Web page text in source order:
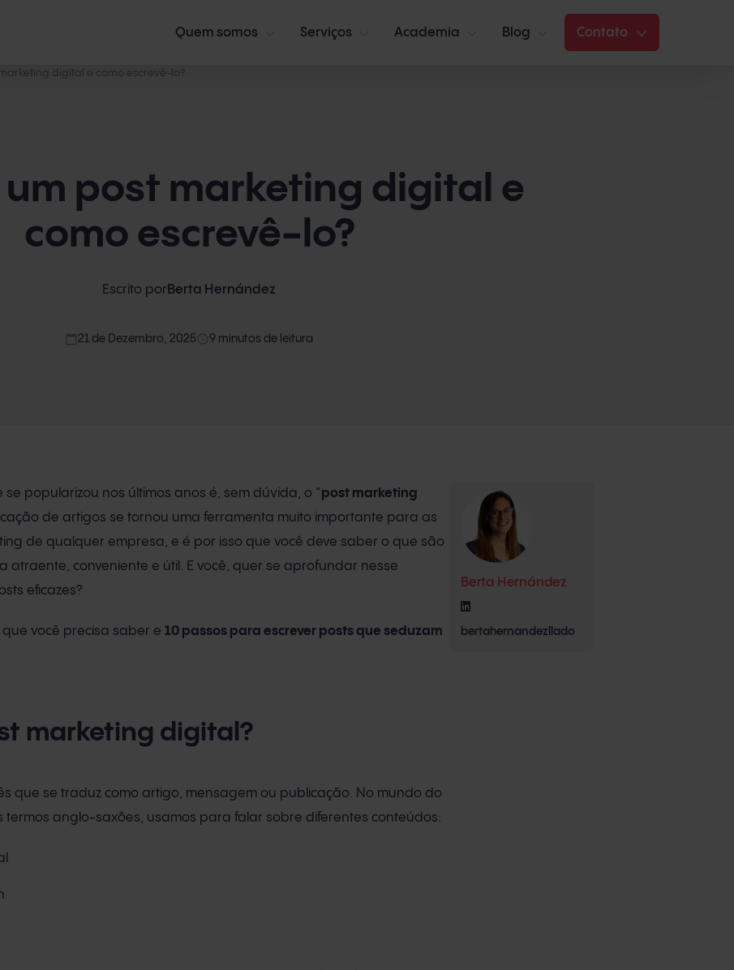
Quem somos Serviços Academia Blog Contato
digital e como escrevê-lo?
um post marketing digital e
como escrevê-lo?
Escrito por Berta Hernández
9 minutos de leitura
21 de Dezembro, 2025
se popularizou nos últimos anos é, sem dúvida, o “post marketing
de artigos se tornou uma ferramenta muito importante para as
de qualquer empresa, e é por isso que você deve saber o que são
atraente, conveniente e útil. E você, quer se aprofundar nesse
eficazes?
você precisa saber e 10 passos para escrever posts que seduzam
marketing digital?
que se traduz como artigo, mensagem ou publicação. No mundo do
termos anglo-saxões, usamos para falar sobre diferentes conteúdos:
Berta Hernández
bertahernandezllado